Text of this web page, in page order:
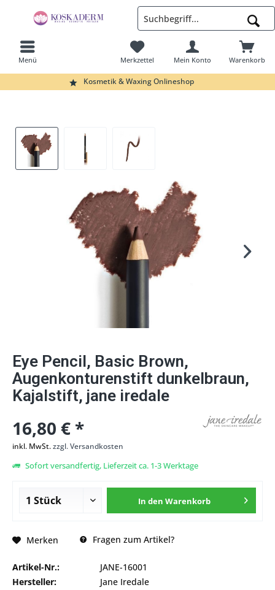
Kosmetik & Waxing Onlineshop
Menü Warenkorb
Merkzettel Mein Konto
Eye Pencil, Basic Brown,
Augenkonturenstift dunkelbraun,
Kajalstift, jane iredale
16,80 € *
inkl. MwSt.zzgl. Versandkosten
Sofort versandfertig, Lieferzeit ca. 1-3 Werktage
In den Warenkorb
Merken Fragen zum Artikel?
Artikel-Nr.:
JANE-16001
Hersteller:
Jane Iredale